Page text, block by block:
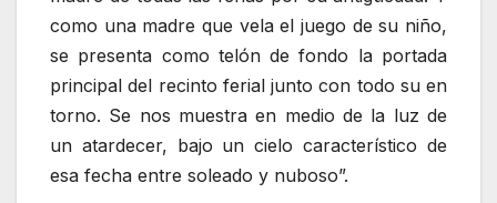
como una madre que vela el juego de su niño,
se presenta como telón de fondo la portada
principal del recinto ferial junto con todo su en
torno. Se nos muestra en medio de la luz de
un atardecer, bajo un cielo característico de
esa fecha entre soleado y nuboso”.